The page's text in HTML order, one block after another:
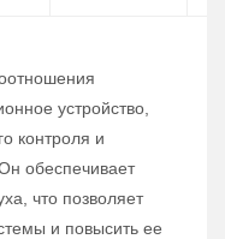
устройство,
контроля и
обеспечивает
что позволяет
и повысить ее